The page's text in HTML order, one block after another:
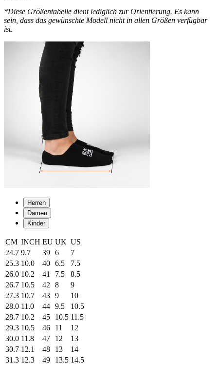
*Diese Größentabelle dient lediglich zur Orientierung. Es kann
sein, dass das gewünschte Modell nicht in allen Größen verfügbar
ist.
Herren
Damen
Kinder
CM INCH EU UK US
24.7 9.7 39 6
7
25.3 10.0 40 6.5
7.5
26.0 10.2 41 7.5
8.5
26.7 10.5 42 8
9
27.3 10.7 43 9
10
28.0 11.0 44 9.5
10.5
28.7 10.2 45 10.5 11.5
29.3 10.5 46 11
12
30.0 11.8 47 12
13
30.7 12.1 48 13
14
31.3 12.3 49 13.5 14.5